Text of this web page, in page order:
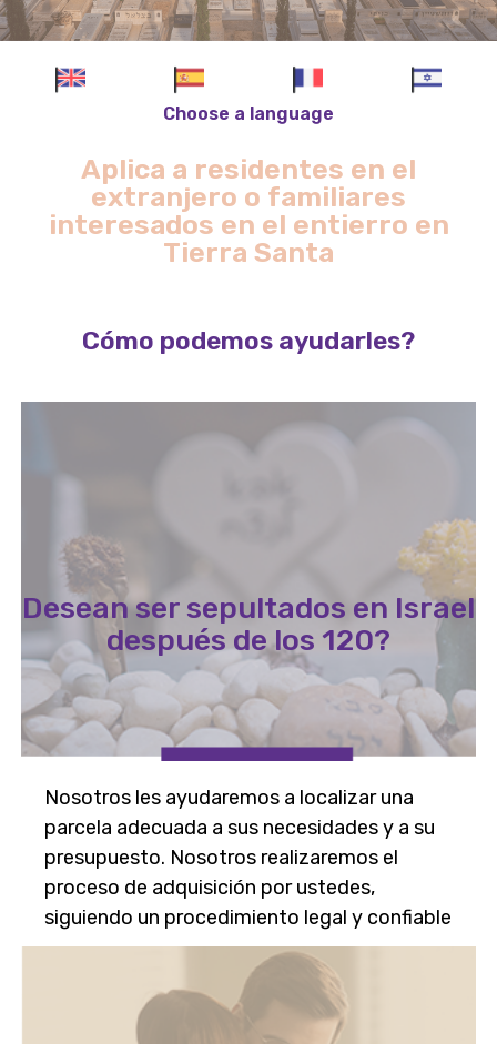
Choose a language
Aplica a residentes en el
extranjero o familiares
interesados en el entierro en
Tierra Santa
Cómo podemos ayudarles?
Desean ser sepultados en Israel
después de los 120?
Nosotros les ayudaremos a localizar una
parcela adecuada a sus necesidades y a su
presupuesto. Nosotros realizaremos el
proceso de adquisición por ustedes,
siguiendo un procedimiento legal y confiable